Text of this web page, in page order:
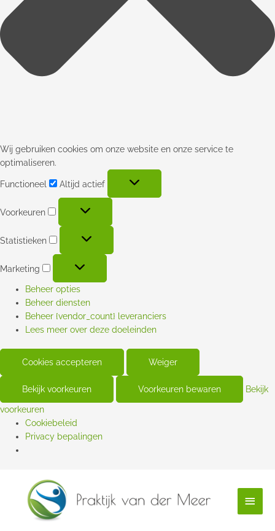
Wij gebruiken cookies om onze website en onze service te
optimaliseren.
Functioneel Altijd actief
Voorkeuren
Statistieken
Marketing
Beheer opties
Beheer diensten
Beheer {vendor_count} leveranciers
Lees meer over deze doeleinden
Cookies accepteren Weiger
Bekijk voorkeuren Voorkeuren bewaren Bekijk
voorkeuren
Cookiebeleid
Privacy bepalingen